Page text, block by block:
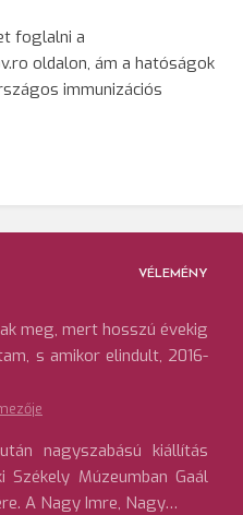
foglalni a
oldalon, ám a hatóságok
immunizációs
VÉLEMÉNY
meg, mert hosszú évekig
s amikor elindult, 2016-
nagyszabású kiállítás
Székely Múzeumban Gaál
A Nagy Imre, Nagy…